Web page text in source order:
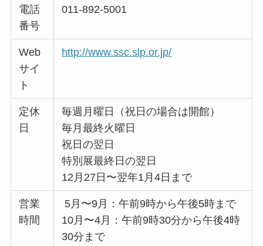
電話
番号
011-892-5001
Web
サイ
ト
http://www.ssc.slp.or.jp/
定休
日
毎週月曜日（祝日の場合は開館）
毎月最終火曜日
祝日の翌日
特別展最終日の翌日
12月27日〜翌年1月4日まで
営業
時間
5月〜9月：午前9時から午後5時まで
10月〜4月：午前9時30分から午後4時
30分まで